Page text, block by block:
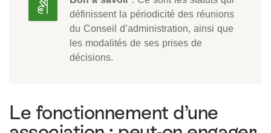
définissent la périodicité des réunions
du Conseil d’administration, ainsi que
les modalités de ses prises de
décisions.
Le fonctionnement d’une